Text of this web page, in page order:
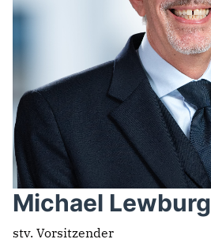
Michael Lewburg
stv. Vorsitzender